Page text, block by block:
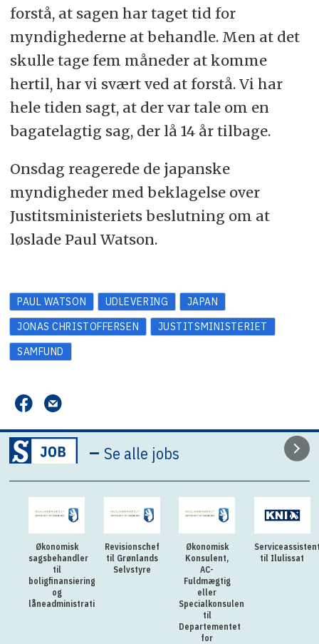
forstå, at sagen har taget tid for
myndighederne at behandle. Men at det
skulle tage fem måneder at komme
hertil, har vi svært ved at forstå. Vi har
hele tiden sagt, at der var tale om en
bagatelagtig sag, der lå 14 år tilbage.
Onsdag reagerede de japanske
myndigheder med beklagelse over
Justitsministeriets beslutning om at
løslade Paul Watson.
PAUL WATSON UDLEVERING
JAPAN
JONAS CHRISTOFFERSEN
JUSTITSMINISTERIET
SAMFUND
–Se alle jobs
Økonomisk
sagsbehandler
til
boligfinansiering
og
låneadministration
Revisionschef
til Grønlands
Selvstyre
Økonomisk
Konsulent,
AC-
Fuldmægtig
eller
Specialkonsulent
til
Departementet
for
til Ilulissat